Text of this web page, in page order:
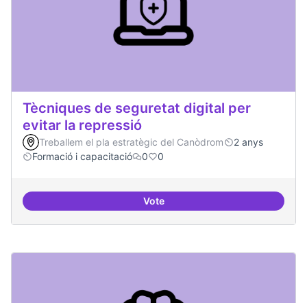
Tècniques de seguretat digital per
evitar la repressió
Treballem el pla estratègic del Canòdrom
2 anys
Formació i capacitació
0 0
VoteTècniques de seguretat digital